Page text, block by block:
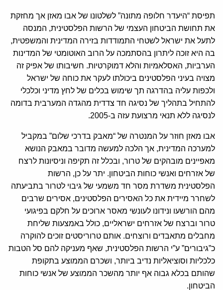
תפיסת “היעדר חלופה מתונה” לשלטונו של אבו מאזן אך מחזקת
את תחושת הביטחון העצמי של הרשות הפלסטינית, המנסה
לתעל את ישראל לשטחי התמודדות בזירה המדינית והמשפטית,
בה היא זוכה ליתרון בהסתמכה על הרוב האוטומטי של המדינות
הערביות, האסלאמיות והלא דמוקרטיות. חשיבותו של אפיק זה
מצויה בעיני הפלסטינים ביכולתו לעקר את כוחה של ישראל
ולכפות עליה בהדרגה תך שימוש בכלים של לחץ מדיני וכלכלי
להתחיל בתהליך של נסיגה חד צדדית מהגדה המערבית בדומה
לנסיגה ללא תנאי מרצועת עזה ב-2005.
אבו מאזן חוזר על המנטרה של “מאבק בדרכי שלום” במקביל
למערכה המדינית, אך הלכה למעשה מדובר במאבק הנושא
מאפיינים מובהקים של טרור, ובכלל זה תקיפה וניסיונות לרצח
של אזרחים ואנשי כוחות הביטחון. יתר על כן, הרשות
הפלסטינית משדרת מסר חד משמעי של גיבוי לטרור בתביעתה
לשחרר מיידית את כל האסירים הפלסטינים, אסירים שרבים
מהם הורשעו ונידונו לעונשי מאסר ארוכים על חלקם בפיגועי
טרור וברצח של אזרחים ישראליים, כולל באמצעות שליחת
מחבלים מתאבדים ורוצחים. אותם טרוריסטים זוכים להוקרה
כ”גיבורים” ע”י הרשות הפלסטינית, שאף מעניקה להם סל הטבות
כלכליות וסוציאליות נדיב ביותר, ושכרם הממוצע בתקופת
שהותם בכלא גבוה אף יותר מהשכר הממוצע של אנשי כוחות
הביטחון.